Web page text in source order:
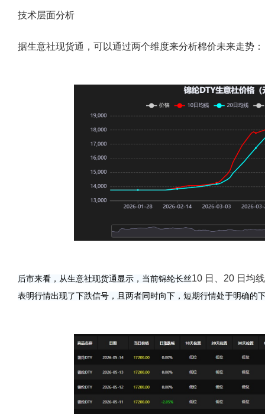
技术层面分析
据生意社现货通，可以通过两个维度来分析棉价未来走势：
后市来看，从生意社现货通显示，当前锦纶长丝10 日、20 日均
表明行情出现了下跌信号，且两者同时向下，短期行情处于明确的